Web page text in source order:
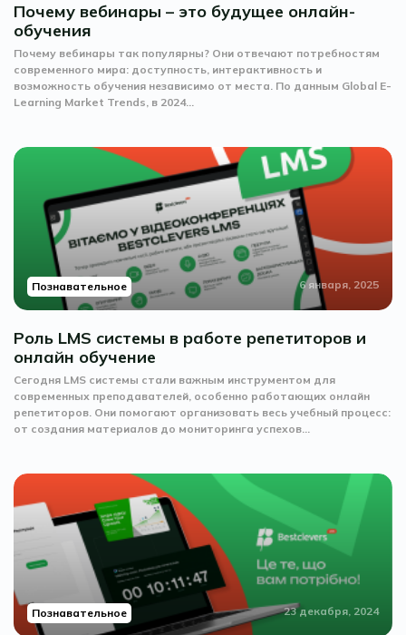
Почему вебинары – это будущее онлайн-
обучения
Почему вебинары так популярны? Они отвечают потребностям
современного мира: доступность, интерактивность и
возможность обучения независимо от места. По данным Global E-
Learning Market Trends, в 2024...
Познавательное 6 января, 2025
Роль LMS системы в работе репетиторов и
онлайн обучение
Сегодня LMS системы стали важным инструментом для
современных преподавателей, особенно работающих онлайн
репетиторов. Они помогают организовать весь учебный процесс:
от создания материалов до мониторинга успехов...
Познавательное 23 декабря, 2024